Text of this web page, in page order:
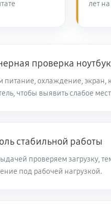
ноутбука Digma
диска
питания
лет
проверка
питание, охлаждение, экран,
чтобы выявить слабое
стабильной работы
проверяем загрузку,
под рабочей нагрузкой.